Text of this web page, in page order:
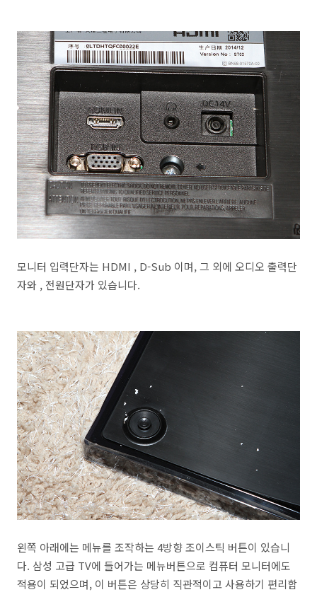
모니터 입력단자는 HDMI , D-Sub 이며, 그 외에 오디오 출력단
자와 , 전원단자가 있습니다.
왼쪽 아래에는 메뉴를 조작하는 4방향 조이스틱 버튼이 있습니
다. 삼성 고급 TV에 들어가는 메뉴버튼으로 컴퓨터 모니터에도
적용이 되었으며, 이 버튼은 상당히 직관적이고 사용하기 편리합